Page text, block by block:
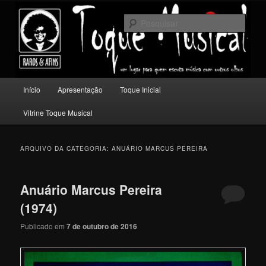
conteúdo
principal
conteúdo
secundário
Toque Musical
Um lugar para quem escuta música com outros olhos.
principal
Início Apresentação Toque Inicial
Vitrine Toque Musical
ARQUIVO DA CATEGORIA:ANUÁRIO MARCUS PEREIRA
Anuário Marcus Pereira
(1974)
Publicado em7 de outubro de 2016